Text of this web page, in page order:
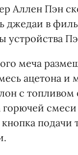
Аллен Пэн
джедаи в
устройства
меча
ацетона и
с
подачи